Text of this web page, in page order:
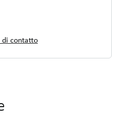
contatto